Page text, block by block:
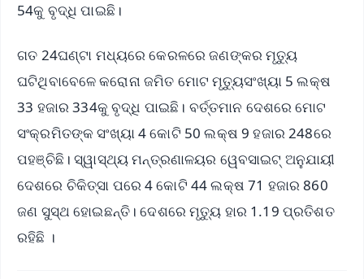
54କୁ ବୃଦ୍ଧି ପାଇଛି।
ଗତ 24ଘଣ୍ଟା ମଧ୍ୟରେ କେରଳରେ ଜଣଙ୍କର ମୃତ୍ୟୁ
ଘଟିଥିବାବେଳେ କରୋନା ଜମିତ ମୋଟ ମୃତ୍ୟୁସଂଖ୍ୟା 5 ଲକ୍ଷ
33 ହଜାର 334କୁ ବୃଦ୍ଧି ପାଇଛି। ବର୍ତ୍ତମାନ ଦେଶରେ ମୋଟ
ସଂକ୍ରମିତଙ୍କ ସଂଖ୍ୟା 4 କୋଟି 50 ଲକ୍ଷ 9 ହଜାର 248ରେ
ପହଞ୍ଚିଛି। ସ୍ୱାସ୍ଥ୍ୟ ମନ୍ତ୍ରଣାଳୟର ୱେବସାଇଟ୍ ଅନୁଯାୟୀ
ଦେଶରେ ଚିକିତ୍ସା ପରେ 4 କୋଟି 44 ଲକ୍ଷ 71 ହଜାର 860
ଜଣ ସୁସ୍ଥ ହୋଇଛନ୍ତି। ଦେଶରେ ମୃତ୍ୟୁ ହାର 1.19 ପ୍ରତିଶତ
ରହିଛି ।